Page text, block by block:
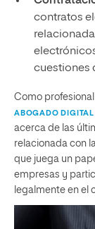
contratos
cuestiones
Como
ABOGADO DIGITAL
acerca de las
relacionada con
que juega un
empresas y
legalmente en el